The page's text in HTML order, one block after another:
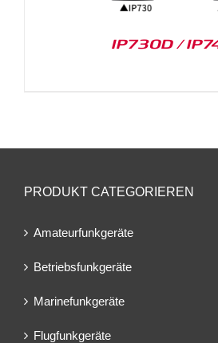
IP730D /
PRODUKT CATEGORIEREN
Amateurfunkgeräte
Betriebsfunkgeräte
Marinefunkgeräte
Flugfunkgeräte